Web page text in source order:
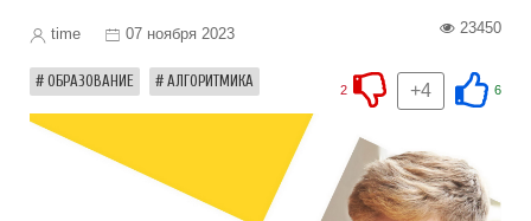
time 07 ноября 2023 23450
ОБРАЗОВАНИЕ АЛГОРИТМИКА 6
+4
2